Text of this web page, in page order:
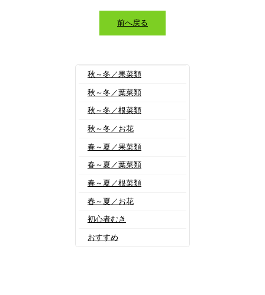
前へ戻る
秋～冬／果菜類
秋～冬／葉菜類
秋～冬／根菜類
秋～冬／お花
春～夏／果菜類
春～夏／葉菜類
春～夏／根菜類
春～夏／お花
初心者むき
おすすめ